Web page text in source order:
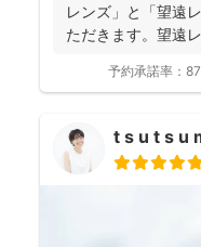
レンズ」と「望遠
ただきます。望遠
予約承諾率：
t s u t s u